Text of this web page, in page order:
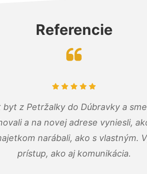
Referencie
z Petržalky do Dúbravky a
a na novej adrese vyniesli,
narábali, ako s vlastným.
prístup, ako aj komunikácia.